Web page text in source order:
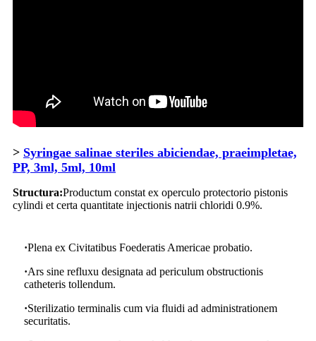
> Syringae salinae steriles abiciendae, praeimpletae,
PP, 3ml, 5ml, 10ml
Structura:Productum constat ex operculo protectorio pistonis
cylindi et certa quantitate injectionis natrii chloridi 0.9%.
·Plena ex Civitatibus Foederatis Americae probatio.
·Ars sine refluxu designata ad periculum obstructionis
catheteris tollendum.
·Sterilizatio terminalis cum via fluidi ad administrationem
securitatis.